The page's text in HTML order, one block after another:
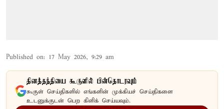
Published on: 17 May 2026, 9:29 am
தினத்தந்தியை கூகுளில் பின்தொடரவும்
கூகுள் செய்திகளில் எங்களின் முக்கியச் செய்திகளை
உடனுக்குடன் பெற கிளிக் செய்யவும்.